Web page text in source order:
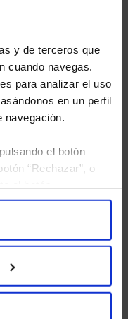
y de terceros que
cuando navegas.
para analizar el uso
en un perfil
navegación.
el botón
“Rechazar”, o